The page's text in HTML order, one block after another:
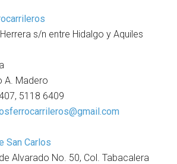
s/n entre Hidalgo y Aquiles
A. Madero
5118 6409
San Carlos
Alvarado No. 50, Col. Tabacalera